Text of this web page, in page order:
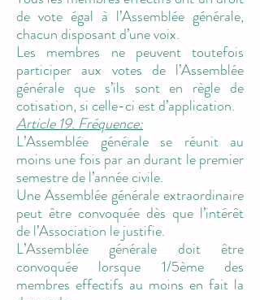
de vote égal à l’Assemblée générale,
chacun disposant d’une voix.
Les membres ne peuvent toutefois
participer aux votes de l’Assemblée
générale que s’ils sont en règle de
cotisation, si celle-ci est d’application.
Article 19. Fréquence:
L’Assemblée générale se réunit au
moins une fois par an durant le premier
semestre de l’année civile.
Une Assemblée générale extraordinaire
peut être convoquée dès que l’intérêt
de l’Association le justifie.
L’Assemblée générale doit être
convoquée lorsque 1/5ème des
membres effectifs au moins en fait la